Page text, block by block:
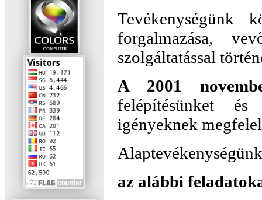
Tevékenységünk
forgalmazása,
szolgáltatással
A 2001
felépítésünket
igényeknek
az alábbi